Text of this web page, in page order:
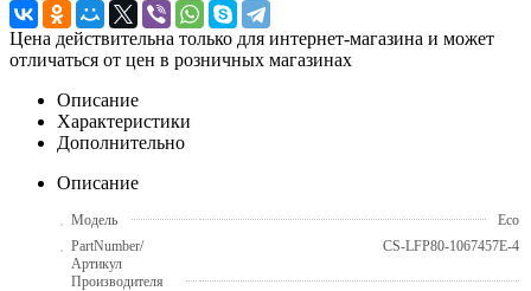
Цена действительна только для интернет-магазина и может
отличаться от цен в розничных магазинах
Описание
Характеристики
Дополнительно
Описание
Модель
Eco
PartNumber/
Артикул
Производителя
CS-LFP80-1067457E-4